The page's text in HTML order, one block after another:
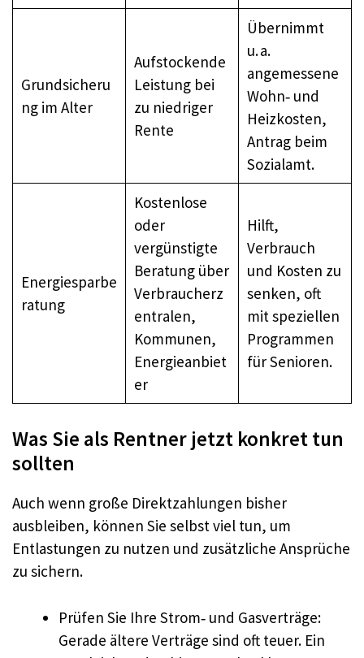
Grundsicheru
ng im Alter
Aufstockende
Leistung bei
zu niedriger
Rente
Übernimmt
u. a.
angemessene
Wohn‑ und
Heizkosten,
Antrag beim
Sozialamt.
Energiesparbe
ratung
Kostenlose
oder
vergünstigte
Beratung über
Verbraucherz
entralen,
Kommunen,
Energieanbiet
er
Hilft,
Verbrauch
und Kosten zu
senken, oft
mit speziellen
Programmen
für Senioren.
Was Sie als Rentner jetzt konkret tun
sollten
Auch wenn große Direktzahlungen bisher
ausbleiben, können Sie selbst viel tun, um
Entlastungen zu nutzen und zusätzliche Ansprüche
zu sichern.
Prüfen Sie Ihre Strom‑ und Gasverträge:
Gerade ältere Verträge sind oft teuer. Ein